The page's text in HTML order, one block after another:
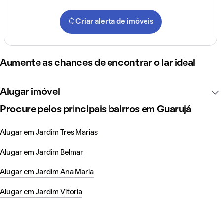
Criar alerta de imóveis
Aumente as chances de encontrar o lar ideal
Alugar imóvel
Procure pelos principais bairros em Guarujá
Alugar em Jardim Tres Marias
Alugar em Jardim Belmar
Alugar em Jardim Ana Maria
Alugar em Jardim Vitoria